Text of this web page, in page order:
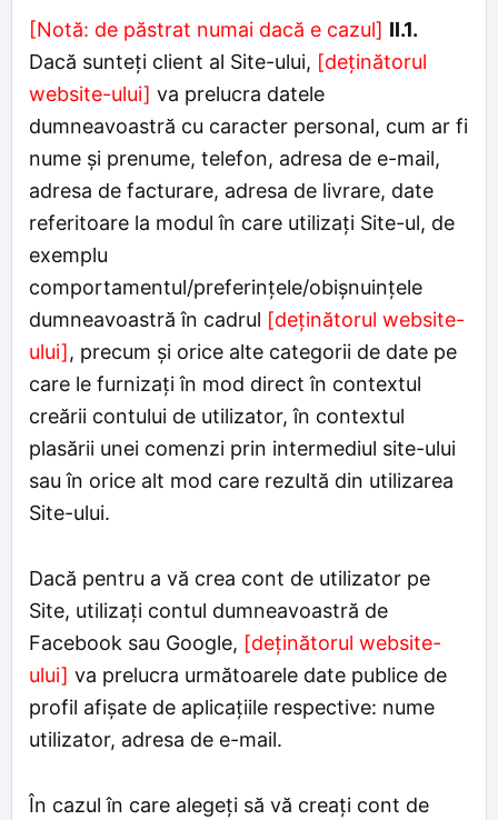
[Notă: de păstrat numai dacă e cazul] II.1.
Dacă sunteți client al Site-ului, [deținătorul
website-ului] va prelucra datele
dumneavoastră cu caracter personal, cum ar fi
nume şi prenume, telefon, adresa de e-mail,
adresa de facturare, adresa de livrare, date
referitoare la modul în care utilizați Site-ul, de
exemplu
comportamentul/preferinţele/obişnuințele
dumneavoastră în cadrul [deținătorul website-
ului], precum și orice alte categorii de date pe
care le furnizați în mod direct în contextul
creării contului de utilizator, în contextul
plasării unei comenzi prin intermediul site-ului
sau în orice alt mod care rezultă din utilizarea
Site-ului.
Dacă pentru a vă crea cont de utilizator pe
Site, utilizați contul dumneavoastră de
Facebook sau Google, [deținătorul website-
ului] va prelucra următoarele date publice de
profil afişate de aplicaţiile respective: nume
utilizator, adresa de e-mail.
În cazul în care alegeți să vă creați cont de